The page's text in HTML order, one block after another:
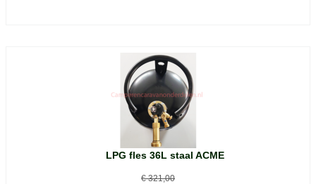
LPG fles 36L staal ACME
€321,00